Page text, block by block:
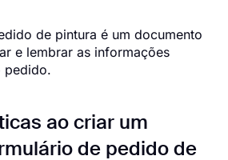
de pintura é um documento
e lembrar as informações
pedido.
ao criar um
de pedido de